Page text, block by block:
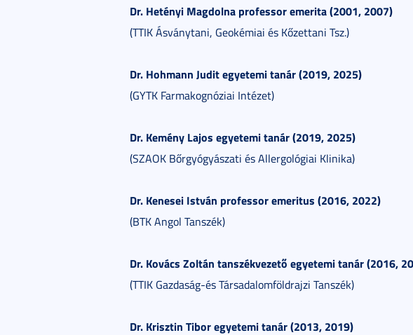
Dr. Hetényi Magdolna professor emerita (2001, 2007)
(TTIK Ásványtani, Geokémiai és Kőzettani Tsz.)
Dr. Hohmann Judit egyetemi tanár (2019, 2025)
(GYTK Farmakognóziai Intézet)
Dr. Kemény Lajos egyetemi tanár (2019, 2025)
(SZAOK Bőrgyógyászati és Allergológiai Klinika)
Dr. Kenesei István professor emeritus (2016, 2022)
(BTK Angol Tanszék)
Dr. Kovács Zoltán tanszékvezető egyetemi tanár (2016,
(TTIK Gazdaság-és Társadalomföldrajzi Tanszék)
Dr. Krisztin Tibor egyetemi tanár (2013, 2019)